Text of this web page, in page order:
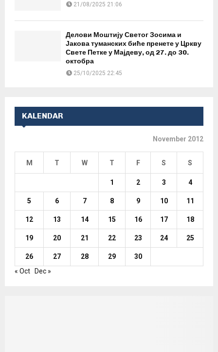
21/08/2025 21:06
Делови Моштију Светог Зосима и
Јакова туманских биће пренете у Цркву
Свете Петке у Мајдеву, од 27. до 30.
октобра
25/10/2025 22:45
KALENDAR
November 2012
M T W T F S S
1 2 3 4
5 6 7 8 9 10 11
12 13 14 15 16 17 18
19 20 21 22 23 24 25
26 27 28 29
30
« Oct
Dec »